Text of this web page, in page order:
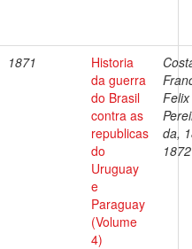
1871
Historia
da guerra
do Brasil
contra as
republicas
do
Uruguay
e
Paraguay
(Volume
4)
Felix
da,
1872